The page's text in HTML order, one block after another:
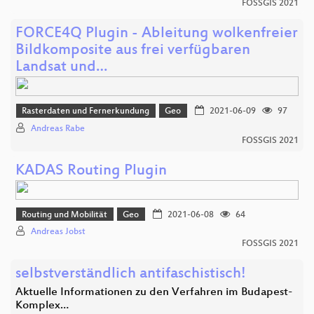
FOSSGIS 2021
FORCE4Q Plugin - Ableitung wolkenfreier
Bildkomposite aus frei verfügbaren
Landsat und…
Rasterdaten und Fernerkundung Geo 2021-06-09
97
Andreas Rabe
FOSSGIS 2021
KADAS Routing Plugin
Routing und Mobilität Geo 2021-06-08
64
Andreas Jobst
FOSSGIS 2021
selbstverständlich antifaschistisch!
Aktuelle Informationen zu den Verfahren im Budapest-
Komplex…